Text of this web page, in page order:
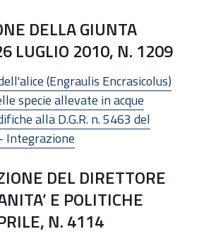
DELLA GIUNTA
LUGLIO 2010, N. 1209
(Engraulis Encrasicolus)
specie allevate in acque
alla D.G.R. n. 5463 del
DEL DIRETTORE
E POLITICHE
N. 4114